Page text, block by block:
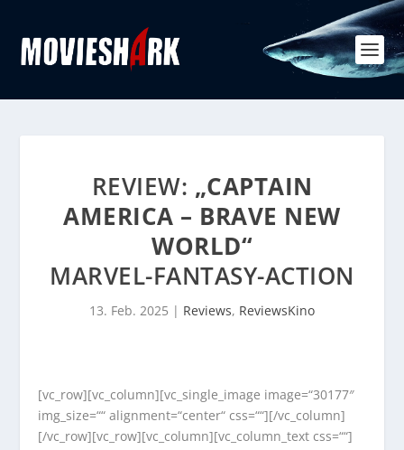
REVIEW: „CAPTAIN
AMERICA – BRAVE NEW
WORLD“
MARVEL-FANTASY-ACTION
13. Feb. 2025 | Reviews, ReviewsKino
[vc_row][vc_column][vc_single_image image=“30177″
img_size=““ alignment=“center“ css=““][/vc_column]
[/vc_row][vc_row][vc_column][vc_column_text css=““]